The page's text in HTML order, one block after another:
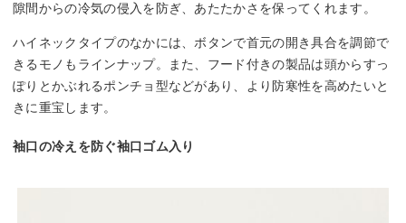
隙間からの冷気の侵入を防ぎ、あたたかさを保ってくれます。
ハイネックタイプのなかには、ボタンで首元の開き具合を調節で
きるモノもラインナップ。また、フード付きの製品は頭からすっ
ぽりとかぶれるポンチョ型などがあり、より防寒性を高めたいと
きに重宝します。
袖口の冷えを防ぐ袖口ゴム入り